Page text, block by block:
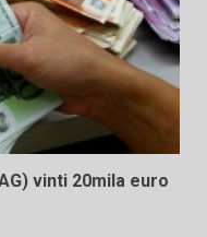
vinti 20mila euro